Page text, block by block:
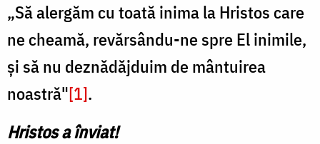
„Să alergăm cu toată inima la Hristos care
ne cheamă, revărsându-ne spre El inimile,
și să nu deznădăjduim de mântuirea
noastră"[1].
Hristos a înviat!